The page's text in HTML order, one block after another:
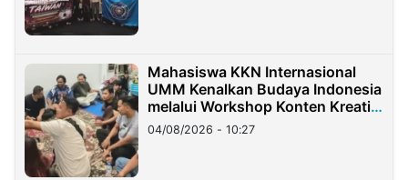
Mahasiswa KKN Internasional
UMM Kenalkan Budaya Indonesia
melalui Workshop Konten Kreatif
di Taiwan
04/08/2026 - 10:27